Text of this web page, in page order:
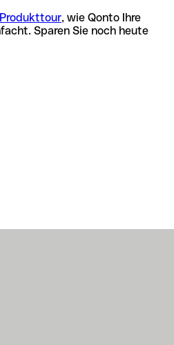
Produkttour, wie Qonto Ihre
Sparen Sie noch heute